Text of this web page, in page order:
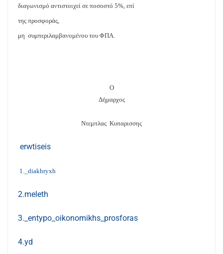
διαγωνισμό αντιστοιχεί σε ποσοστό 5%, επί
της προσφοράς,
μη συμπεριλαμβανομένου του ΦΠΑ.
Ο
Δήμαρχος
Ντεμπλας Κυπαρισσης
erwtiseis
1._diakhryxh
2.meleth
3._entypo_oikonomikhs_prosforas
4.yd